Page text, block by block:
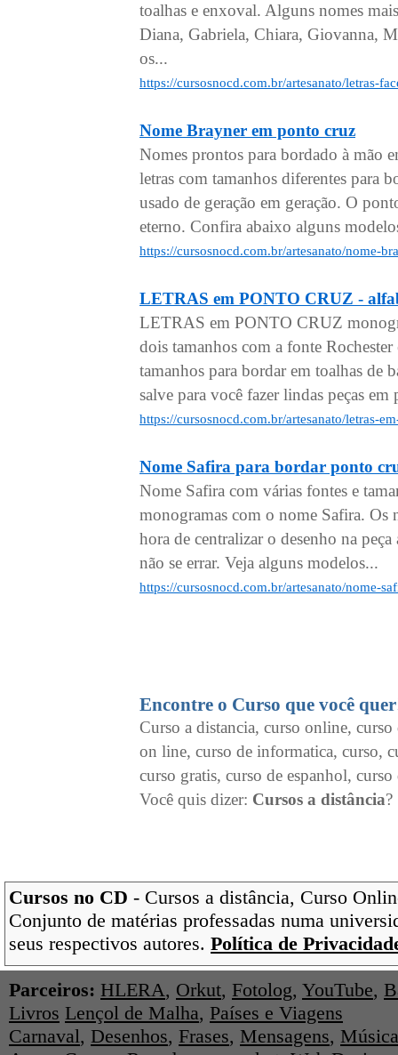
toalhas e enxoval. Alguns nomes
Diana, Gabriela, Chiara, Giovanna,
os...
https://cursosnocd.com.br/artesanato/letras-
Nome Brayner em ponto cruz
Nomes prontos para bordado à mão
letras com tamanhos diferentes para
usado de geração em geração. O
eterno. Confira abaixo alguns
https://cursosnocd.com.br/artesanato/nome-
LETRAS em PONTO CRUZ -
LETRAS em PONTO CRUZ
dois tamanhos com a fonte
tamanhos para bordar em toalhas de
salve para você fazer lindas peças
https://cursosnocd.com.br/artesanato/letras-
Nome Safira para bordar ponto
Nome Safira com várias fontes e
monogramas com o nome Safira.
hora de centralizar o desenho na
não se errar. Veja alguns modelos...
https://cursosnocd.com.br/artesanato/nome-
Encontre o Curso que você
Curso a distancia, curso online,
on line, curso de informatica, curso,
curso gratis, curso de espanhol,
Você quis dizer: Cursos a distância?
Cursos no CD - Cursos a distância, Curso
Conjunto de matérias professadas numa
seus respectivos autores. Política de
Parceiros: HLERA, Orkut, Fotolog, YouTube,
Livros Lençol de Malha, Países e Viagens
Carnaval, Desenhos, Frases, Mensagens,